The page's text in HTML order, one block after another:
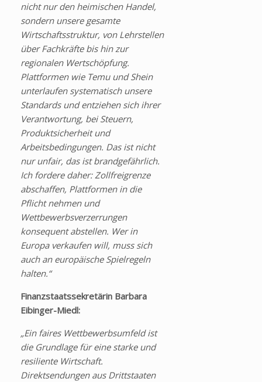
nicht nur den heimischen Handel,
sondern unsere gesamte
Wirtschaftsstruktur, von Lehrstellen
über Fachkräfte bis hin zur
regionalen Wertschöpfung.
Plattformen wie Temu und Shein
unterlaufen systematisch unsere
Standards und entziehen sich ihrer
Verantwortung, bei Steuern,
Produktsicherheit und
Arbeitsbedingungen. Das ist nicht
nur unfair, das ist brandgefährlich.
Ich fordere daher: Zollfreigrenze
abschaffen, Plattformen in die
Pflicht nehmen und
Wettbewerbsverzerrungen
konsequent abstellen. Wer in
Europa verkaufen will, muss sich
auch an europäische Spielregeln
halten.“
Finanzstaatssekretärin Barbara
Eibinger-Miedl:
„Ein faires Wettbewerbsumfeld ist
die Grundlage für eine starke und
resiliente Wirtschaft.
Direktsendungen aus Drittstaaten